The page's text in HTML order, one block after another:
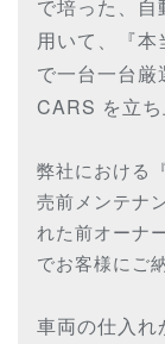
で培った、
用いて、『
で一台一台
CARS を立ち
弊社における
売前メンテナ
れた前オーナ
でお客様にご
車両の仕入れ